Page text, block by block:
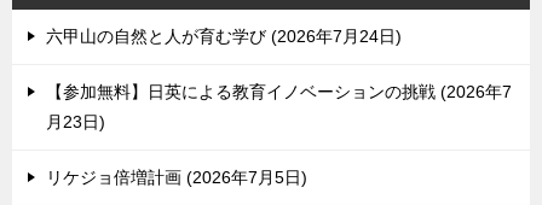
六甲山の自然と人が育む学び 2026年7月24日
【参加無料】日英による教育イノベーションの挑戦
2026年7
月23日
リケジョ倍増計画 2026年7月5日